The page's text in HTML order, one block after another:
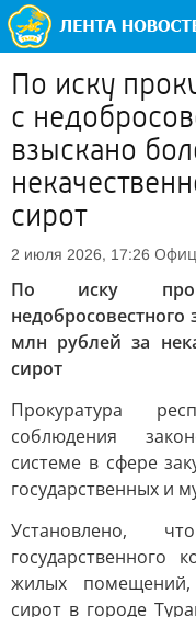
По иску
с
взыскано
сирот
2 июля 2026, 17:26
По иску
млн рублей за
сирот
Прокуратура
соблюдения
системе в сфере
государственных и
Установлено,
государственного
жилых помещений,
сирот в городе